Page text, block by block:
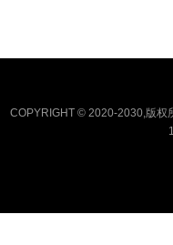
COPYRIGHT © 2020-2030,版权